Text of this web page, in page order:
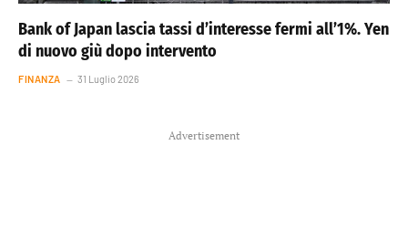
Bank of Japan lascia tassi d’interesse fermi all’1%. Yen
di nuovo giù dopo intervento
FINANZA 31 Luglio 2026
Advertisement